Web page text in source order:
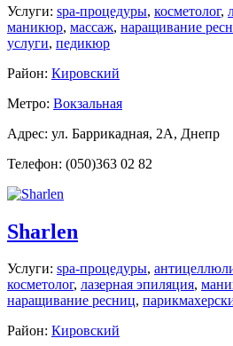
Услуги: spa-процедуры, косметолог,
маникюр, массаж, наращивание
услуги, педикюр
Район: Кировский
Метро: Вокзальная
Адрес: ул. Баррикадная, 2А, Днепр
Телефон: (050)363 02 82
Sharlen
Услуги: spa-процедуры,
косметолог, лазерная эпиляция,
наращивание ресниц,
Район: Кировский